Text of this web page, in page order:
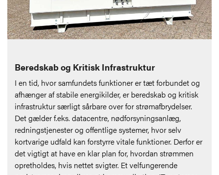
Beredskab og Kritisk Infrastruktur
I en tid, hvor samfundets funktioner er tæt forbundet og
afhænger af stabile energikilder, er beredskab og kritisk
infrastruktur særligt sårbare over for strømafbrydelser.
Det gælder f.eks. datacentre, nødforsyningsanlæg,
redningstjenester og offentlige systemer, hvor selv
kortvarige udfald kan forstyrre vitale funktioner. Derfor er
det vigtigt at have en klar plan for, hvordan strømmen
opretholdes, hvis nettet svigter. Et velfungerende